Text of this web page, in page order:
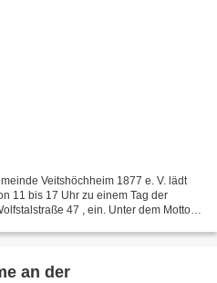
Veitshöchheim 1877 e. V. lädt
11 bis 17 Uhr zu einem Tag der
47 , ein. Unter dem Motto
an der